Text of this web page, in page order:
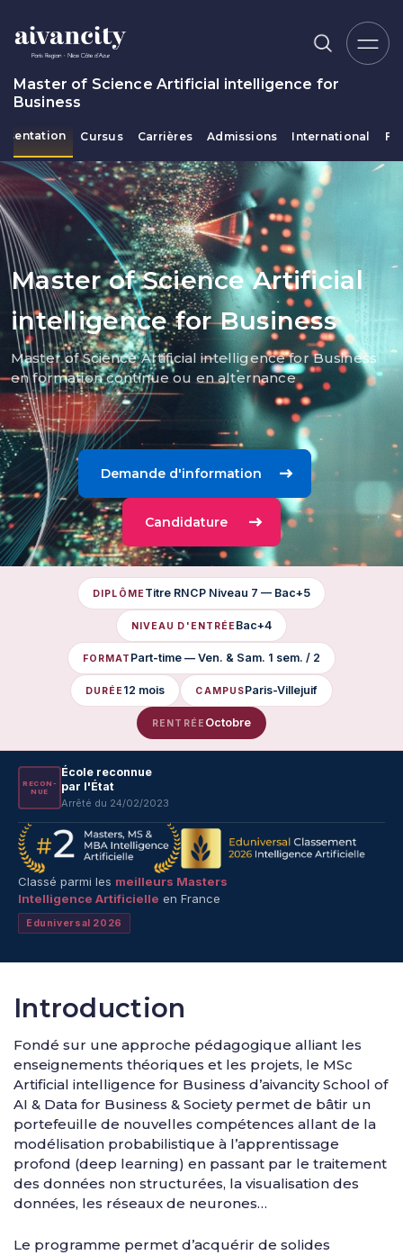
Master of Science Artificial intelligence for
Business
Cursus Carrières Admissions International
Fil d'Ariane
Master of Science Artificial
intelligence for Business
Master of Science Artificial intelligence for Business
en formation continue ou en alternance
Demande d'information
Candidature
DIPLÔME Titre RNCP Niveau 7 — Bac+5
NIVEAU D'ENTRÉE Bac+4
FORMAT Part-time — Ven. & Sam. 1 sem. / 2
DURÉE 12 mois CAMPUSParis-Villejuif
RENTRÉE Octobre
RE­CON­
NUE
École reconnue
par l'État
Arrêté du 24/02/2023
Classé parmi les meilleurs Masters
Intelligence Artificielle en France
Eduniversal 2026
Introduction
Fondé sur une approche pédagogique alliant les
enseignements théoriques et les projets, le MSc
Artificial intelligence for Business d’aivancity School of
AI & Data for Business & Society permet de bâtir un
portefeuille de nouvelles compétences allant de la
modélisation probabilistique à l’apprentissage
profond (deep learning) en passant par le traitement
des données non structurées, la visualisation des
données, les réseaux de neurones…
Le programme permet d’acquérir de solides